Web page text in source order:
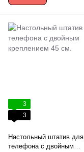
3
3
Настольный штатив для
телефона с двойным